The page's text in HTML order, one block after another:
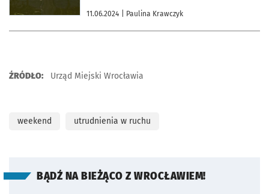
11.06.2024 | Paulina Krawczyk
ŹRÓDŁO: Urząd Miejski Wrocławia
weekend utrudnienia w ruchu
BĄDŹ NA BIEŻĄCO Z WROCŁAWIEM!